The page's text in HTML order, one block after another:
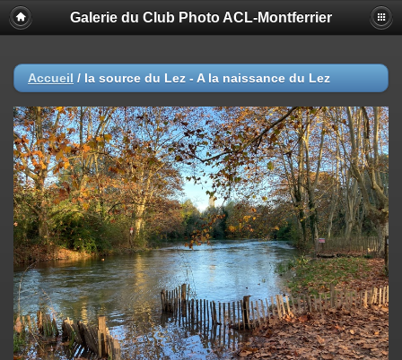
Galerie du Club Photo ACL-Montferrier
Accueil / la source du Lez - A la naissance du Lez